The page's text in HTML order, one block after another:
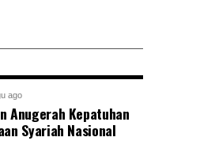
ago
Anugerah Kepatuhan
Syariah Nasional